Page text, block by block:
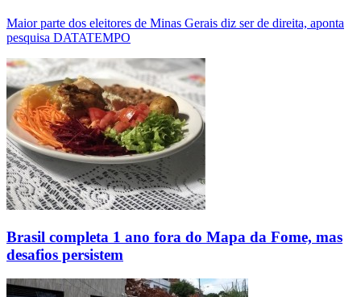
Maior parte dos eleitores de Minas Gerais diz ser de direita, aponta
pesquisa DATATEMPO
Brasil completa 1 ano fora do Mapa da Fome, mas
desafios persistem